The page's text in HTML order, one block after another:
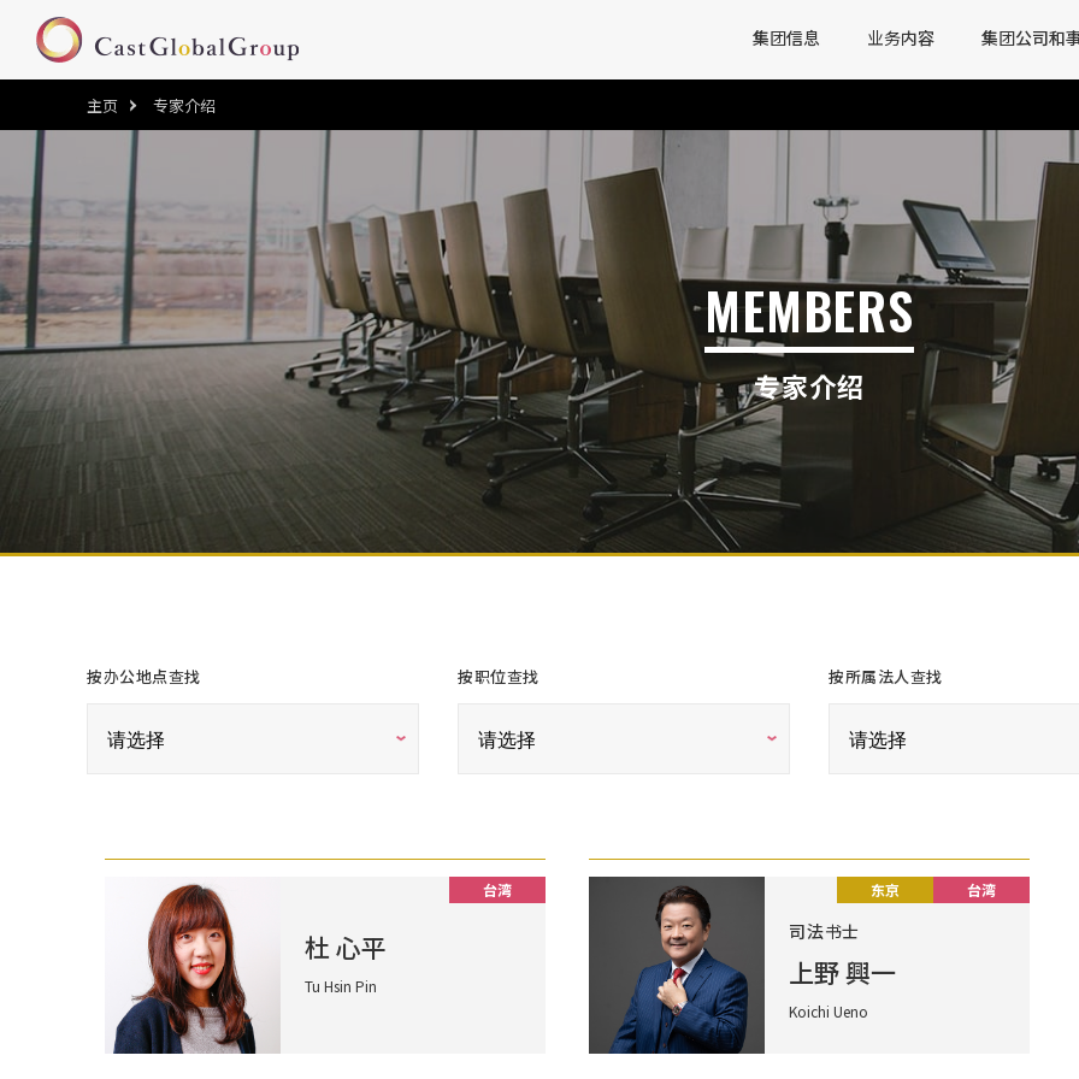
集团信息 业务内容 集团公司和
主页 专家介绍
MEMBERS
专家介绍
按办公地点查找 按职位查找 按所属法人查找
杜 心平
Tu Hsin Pin
台湾
司法书士
上野 興一
Koichi Ueno
东京 台湾